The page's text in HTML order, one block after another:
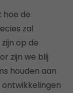
hoe de
zal
op de
zijn we blij
houden aan